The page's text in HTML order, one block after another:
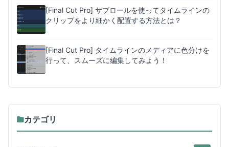
[Final Cut Pro] サブロールを使ってタイムラインの
クリップをより細かく配置する方法とは？
[Final Cut Pro] タイムラインのメディアに色分けを
行って、スムーズに編集してみよう！
カテゴリ